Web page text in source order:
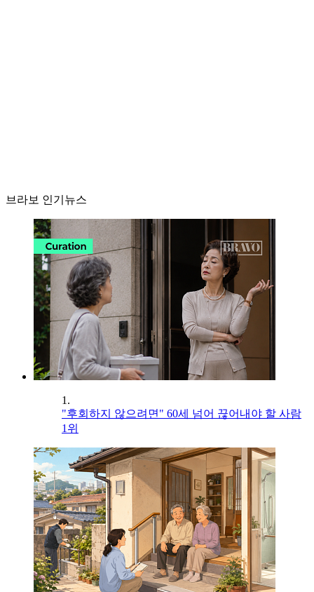
브라보 인기뉴스
1.
"후회하지 않으려면" 60세 넘어 끊어내야 할 사람
1위